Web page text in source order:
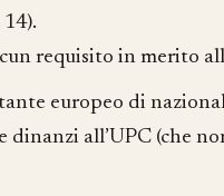
requisito in merito
europeo di
dinanzi all’UPC (che